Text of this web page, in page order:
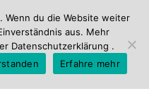
du die Website weiter
aus. Mehr
Datenschutzerklärung .
Erfahre mehr